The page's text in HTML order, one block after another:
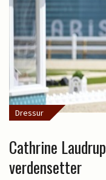
Dressur
Cathrine
verdensetter